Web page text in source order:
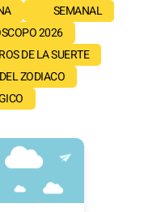
SEMANAL
2026
DE LA SUERTE
ZODIACO